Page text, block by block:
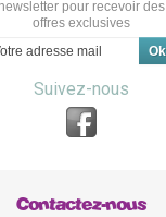
newsletter pour recevoir des
offres exclusives
Suivez-nous
Contactez-nous